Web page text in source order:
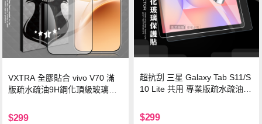
VXTRA 全膠貼合 vivo V70 滿
版疏水疏油9H鋼化頂級玻璃貼
$299
超抗刮 三星 Galaxy Tab S11/S
10 Lite 共用 專業版疏水疏油9
$299